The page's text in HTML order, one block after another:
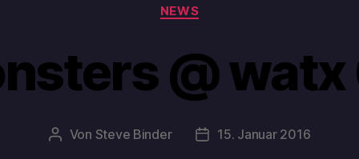
NEWS
@ watx
Von Steve Binder 15. Januar 2016